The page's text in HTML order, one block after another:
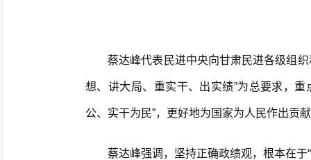
蔡达峰代表民进中央向甘肃民进各级组织
想、讲大局、重实干、出实绩”为总要求，
公、实干为民”，更好地为国家为人民作出贡
蔡达峰强调，坚持正确政绩观，根本在于“